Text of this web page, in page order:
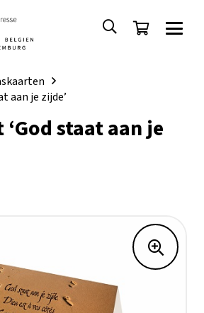
aan je zijde’
staat aan je